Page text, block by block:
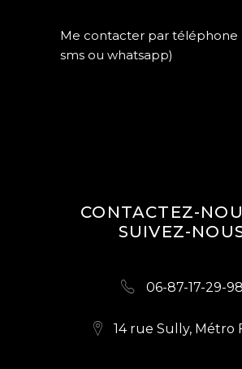
Me contacter par téléphone
sms ou whatsapp)
CONTACTEZ-
SUIVEZ-
06-87-17-29-98
14 rue Sully, Métro